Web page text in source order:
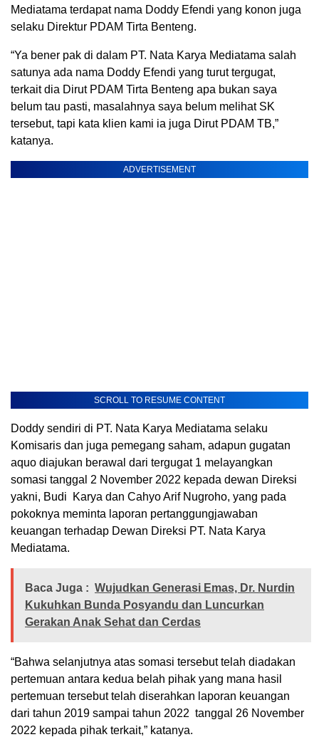
Mediatama terdapat nama Doddy Efendi yang konon juga
selaku Direktur PDAM Tirta Benteng.
“Ya bener pak di dalam PT. Nata Karya Mediatama salah
satunya ada nama Doddy Efendi yang turut tergugat,
terkait dia Dirut PDAM Tirta Benteng apa bukan saya
belum tau pasti, masalahnya saya belum melihat SK
tersebut, tapi kata klien kami ia juga Dirut PDAM TB,”
katanya.
ADVERTISEMENT
SCROLL TO RESUME CONTENT
Doddy sendiri di PT. Nata Karya Mediatama selaku
Komisaris dan juga pemegang saham, adapun gugatan
aquo diajukan berawal dari tergugat 1 melayangkan
somasi tanggal 2 November 2022 kepada dewan Direksi
yakni, Budi Karya dan Cahyo Arif Nugroho, yang pada
pokoknya meminta laporan pertanggungjawaban
keuangan terhadap Dewan Direksi PT. Nata Karya
Mediatama.
Baca Juga : Wujudkan Generasi Emas, Dr. Nurdin
Kukuhkan Bunda Posyandu dan Luncurkan
Gerakan Anak Sehat dan Cerdas
“Bahwa selanjutnya atas somasi tersebut telah diadakan
pertemuan antara kedua belah pihak yang mana hasil
pertemuan tersebut telah diserahkan laporan keuangan
dari tahun 2019 sampai tahun 2022 tanggal 26 November
2022 kepada pihak terkait,” katanya.